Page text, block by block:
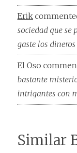
Erik
sociedad que se
gaste los
El Oso
bastante
intrigantes con
Similar